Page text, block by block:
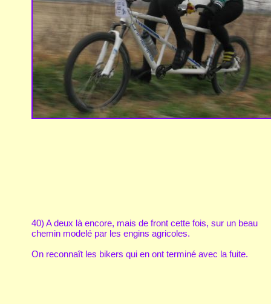
40) A deux là encore, mais de front cette fois, sur un beau
chemin modelé par les engins agricoles.
On reconnaît les bikers qui en ont terminé avec la fuite.